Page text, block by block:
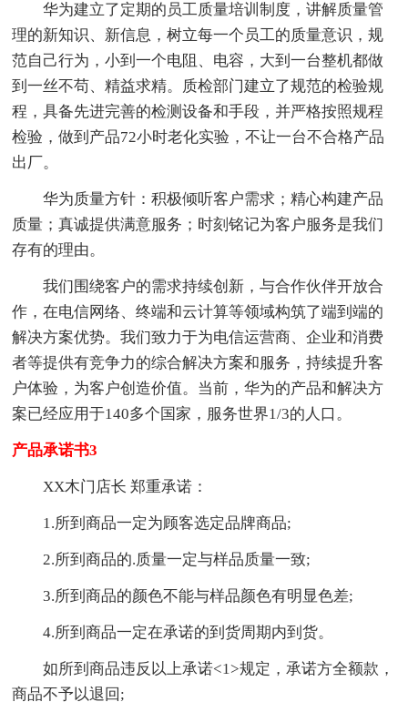
华为建立了定期的员工质量培训制度，讲解质量管
理的新知识、新信息，树立每一个员工的质量意识，规
范自己行为，小到一个电阻、电容，大到一台整机都做
到一丝不苟、精益求精。质检部门建立了规范的检验规
程，具备先进完善的检测设备和手段，并严格按照规程
检验，做到产品72小时老化实验，不让一台不合格产品
出厂。
华为质量方针：积极倾听客户需求；精心构建产品
质量；真诚提供满意服务；时刻铭记为客户服务是我们
存有的理由。
我们围绕客户的需求持续创新，与合作伙伴开放合
作，在电信网络、终端和云计算等领域构筑了端到端的
解决方案优势。我们致力于为电信运营商、企业和消费
者等提供有竞争力的综合解决方案和服务，持续提升客
户体验，为客户创造价值。当前，华为的产品和解决方
案已经应用于140多个国家，服务世界1/3的人口。
产品承诺书3
XX木门店长 郑重承诺：
1.所到商品一定为顾客选定品牌商品;
2.所到商品的.质量一定与样品质量一致;
3.所到商品的颜色不能与样品颜色有明显色差;
4.所到商品一定在承诺的到货周期内到货。
如所到商品违反以上承诺<1>规定，承诺方全额款，
商品不予以退回;